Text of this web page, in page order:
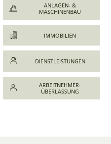
ANLAGEN- &
MASCHINENBAU
IMMOBILIEN
DIENSTLEISTUNGEN
ARBEITNEHMER-
ÜBERLASSUNG